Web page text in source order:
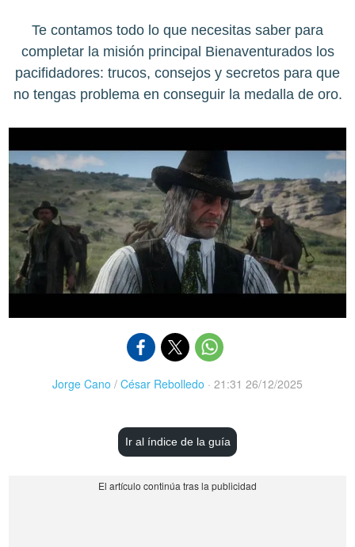
Te contamos todo lo que necesitas saber para
completar la misión principal Bienaventurados los
pacifidadores: trucos, consejos y secretos para que
no tengas problema en conseguir la medalla de oro.
Jorge Cano / César Rebolledo · 21:31 26/12/2025
Ir al índice de la guía